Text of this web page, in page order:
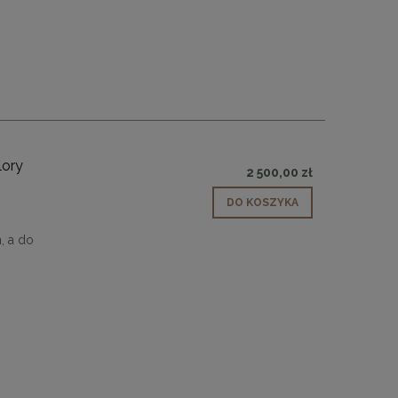
a do
2 500,00 zł
DO KOSZYKA